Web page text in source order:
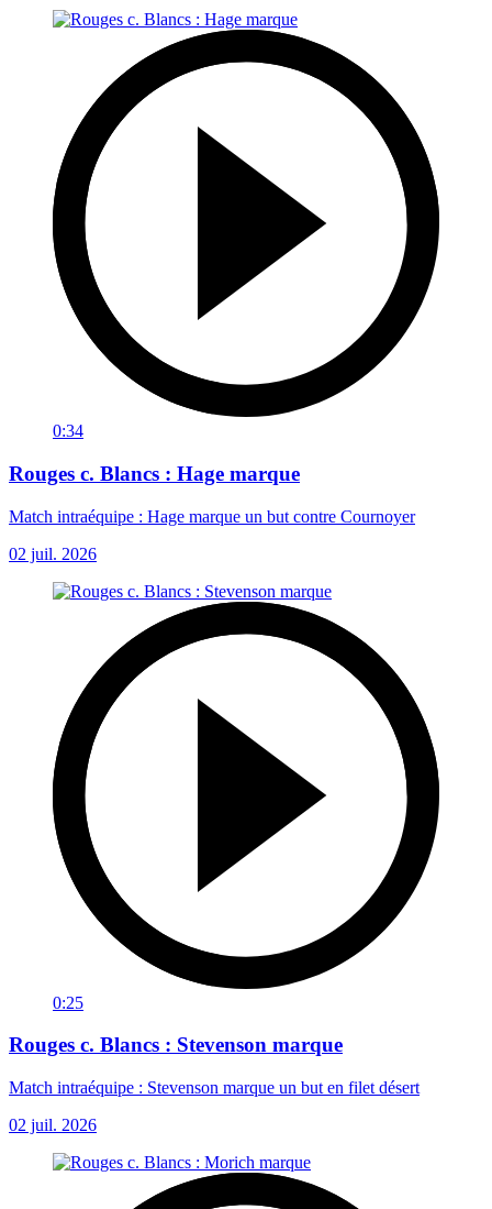
0:34
Rouges c. Blancs : Hage marque
Match intraéquipe : Hage marque un but contre Cournoyer
02 juil. 2026
0:25
Rouges c. Blancs : Stevenson marque
Match intraéquipe : Stevenson marque un but en filet désert
02 juil. 2026